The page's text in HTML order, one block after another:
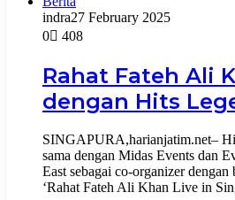
indra27 February 2025
0
408
Rahat Fateh Ali
dengan Hits
SINGAPURA,harianjatim.net–
sama dengan Midas Events dan
East sebagai co-organizer dengan
‘Rahat Fateh Ali Khan Live in